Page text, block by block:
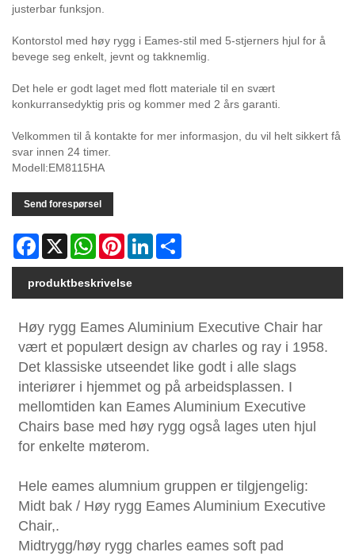
justerbar funksjon.
Kontorstol med høy rygg i Eames-stil med 5-stjerners hjul for å
bevege seg enkelt, jevnt og takknemlig.
Det hele er godt laget med flott materiale til en svært
konkurransedyktig pris og kommer med 2 års garanti.
Velkommen til å kontakte for mer informasjon, du vil helt sikkert få
svar innen 24 timer.
Modell:EM8115HA
Send forespørsel
Facebook
X WhatsAppPinterestLinkedIn
produktbeskrivelse
Høy rygg Eames Aluminium Executive Chair har
vært et populært design av charles og ray i 1958.
Det klassiske utseendet like godt i alle slags
interiører i hjemmet og på arbeidsplassen. I
mellomtiden kan Eames Aluminium Executive
Chairs base med høy rygg også lages uten hjul
for enkelte møterom.
Hele eames alumnium gruppen er tilgjengelig:
Midt bak / Høy rygg Eames Aluminium Executive
Chair,.
Midtrygg/høy rygg charles eames soft pad